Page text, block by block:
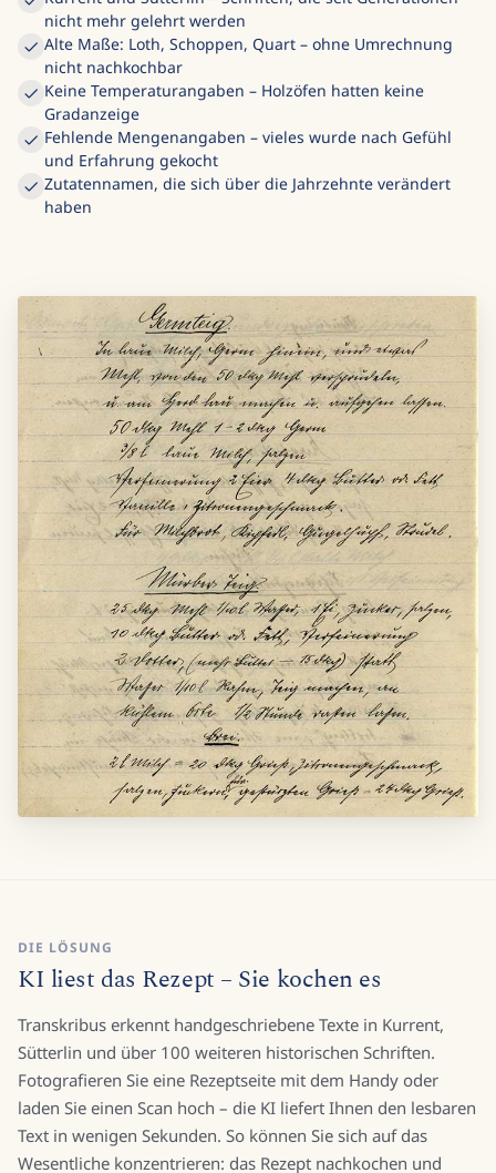
nicht mehr gelehrt werden
Alte Maße: Loth, Schoppen, Quart – ohne Umrechnung
nicht nachkochbar
Keine Temperaturangaben – Holzöfen hatten keine
Gradanzeige
Fehlende Mengenangaben – vieles wurde nach Gefühl
und Erfahrung gekocht
Zutatennamen, die sich über die Jahrzehnte verändert
haben
DIE LÖSUNG
KI liest das Rezept – Sie kochen es
Transkribus erkennt handgeschriebene Texte in Kurrent,
Sütterlin und über 100 weiteren historischen Schriften.
Fotografieren Sie eine Rezeptseite mit dem Handy oder
laden Sie einen Scan hoch – die KI liefert Ihnen den lesbaren
Text in wenigen Sekunden. So können Sie sich auf das
Wesentliche konzentrieren: das Rezept nachkochen und